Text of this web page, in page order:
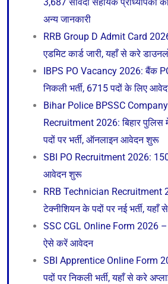
अन्य जानकारी
RRB Group D Admit Card
एडमिट कार्ड जारी, यहाँ से करे
IBPS PO Vacancy 2026: बैंक
निकली भर्ती, 6715 पदों के लिए
Bihar Police BPSSC
Recruitment 2026: बिहार
पदों पर भर्ती, ऑनलाइन आवेदन शुरू
SBI PO Recruitment 2026:
आवेदन शुरू
RRB Technician Recruitment
टेक्नीशियन के पदों पर नई भर्ती,
SSC CGL Online Form 2026 –
ऐसे करें आवेदन
SBI Apprentice Online Form
पदों पर निकली भर्ती, यहाँ से करे